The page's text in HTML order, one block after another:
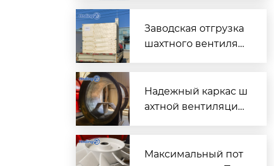
вентилятора главно
го проветривания
Заводская отгрузка
шахтного вентилят
его объекта в Казах
стане
Надежный каркас ш
ахтной вентиляции:
DK
Максимальный пот